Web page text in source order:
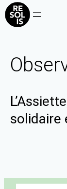
solidaire